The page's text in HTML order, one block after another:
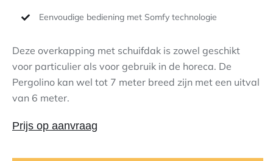
Eenvoudige bediening met Somfy technologie
Deze overkapping met schuifdak is zowel geschikt
voor particulier als voor gebruik in de horeca. De
Pergolino kan wel tot 7 meter breed zijn met een uitval
van 6 meter.
Prijs op aanvraag